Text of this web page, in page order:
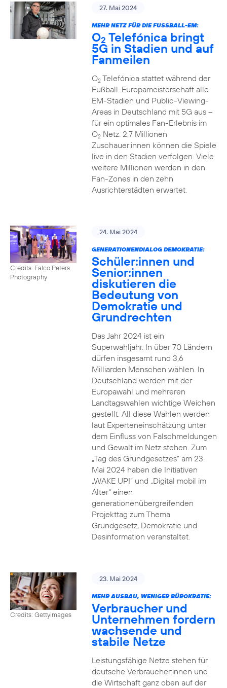
27. Mai 2024
MEHR NETZ FÜR DIE FUSSBALL-EM:
O2 Telefónica bringt
5G in Stadien und auf
Fanmeilen
O2Telefónica stattet während der
Fußball-Europameisterschaft alle
EM-Stadien und Public-Viewing-
Areas in Deutschland mit 5G aus –
für ein optimales Fan-Erlebnis im
O2Netz. 2,7 Millionen
Zuschauer:innen können die Spiele
live in den Stadien verfolgen. Viele
weitere Millionen werden in den
Fan-Zones in den zehn
Ausrichterstädten erwartet.
Credits: Falco Peters
Photography
24. Mai 2024
GENERATIONENDIALOG DEMOKRATIE:
Schüler:innen und
Senior:innen
diskutieren die
Bedeutung von
Demokratie und
Grundrechten
Das Jahr 2024 ist ein
Superwahljahr. In über 70 Ländern
dürfen insgesamt rund 3,6
Milliarden Menschen wählen. In
Deutschland werden mit der
Europawahl und mehreren
Landtagswahlen wichtige Weichen
gestellt. All diese Wahlen werden
laut Experteneinschätzung unter
dem Einfluss von Falschmeldungen
und Gewalt im Netz stehen. Zum
„Tag des Grundgesetzes“ am 23.
Mai 2024 haben die Initiativen
„WAKE UP!“ und „Digital mobil im
Alter“ einen
generationenübergreifenden
Projekttag zum Thema
Grundgesetz, Demokratie und
Desinformation veranstaltet.
Credits: Gettyimages
23. Mai 2024
MEHR AUSBAU, WENIGER BÜROKRATIE:
Verbraucher und
Unternehmen fordern
wachsende und
stabile Netze
Leistungsfähige Netze stehen für
deutsche Verbraucher:innen und
die Wirtschaft ganz oben auf der